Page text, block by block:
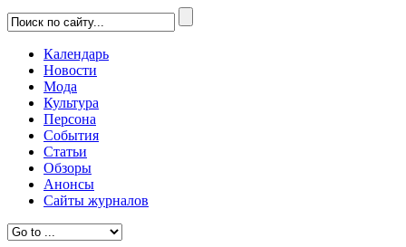
Календарь
Новости
Мода
Культура
Персона
События
Статьи
Обзоры
Анонсы
Сайты журналов